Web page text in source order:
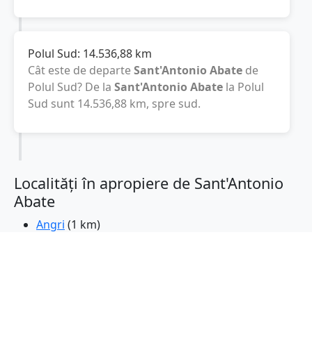
Polul Sud: 14.536,88 km
Cât este de departeSant'Antonio Abate de
Polul Sud? De la Sant'Antonio Abate la Polul
Sud sunt 14.536,88 km, spre sud.
Localități în apropiere de Sant'Antonio
Abate
Angri (1 km)